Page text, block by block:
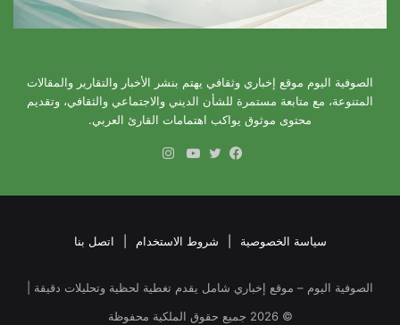
الصوفية اليوم موقع إخباري وثقافي يهتم بنشر الأخبار والتقارير والمقالات
المتنوعة، مع متابعة مستمرة للشأن الديني والاجتماعي والثقافي، وتقديم
محتوى موثوق يواكب اهتمامات القارئ العربي.
سياسة الخصوصية شروط الاستخدام اتصل بنا
الصوفية اليوم – موقع إخباري شامل يقدم تغطية لحظية وتحليلات دقيقة |
©
2026 جميع حقوق الملكية محفوظة